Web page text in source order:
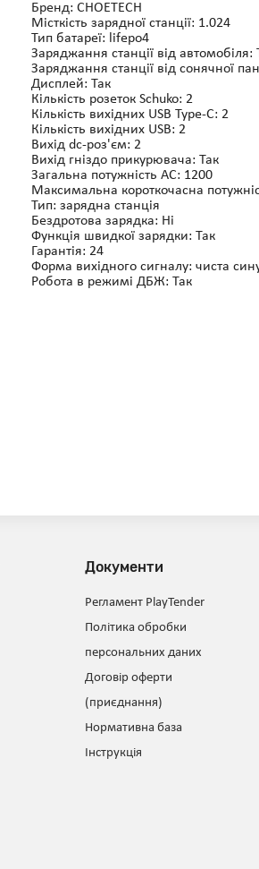
Бренд: CHOETECH
Місткість зарядної станції: 1.024
Тип батареї: lifepo4
Заряджання станції від автомобіля:
Заряджання станції від сонячної
Дисплей: Так
Кількість розеток Schuko: 2
Кількість вихідних USB Type-C: 2
Кількість вихідних USB: 2
Вихід dc-роз'єм: 2
Вихід гніздо прикурювача: Так
Загальна потужність AC: 1200
Максимальна короткочасна
Тип: зарядна станція
Бездротова зарядка: Ні
Функція швидкої зарядки: Так
Гарантія: 24
Форма вихідного сигналу: чиста
Робота в режимі ДБЖ: Так
Документи
Регламент PlayTender
Політика обробки
персональних даних
Договір оферти
(приєднання)
Нормативна база
Інструкція